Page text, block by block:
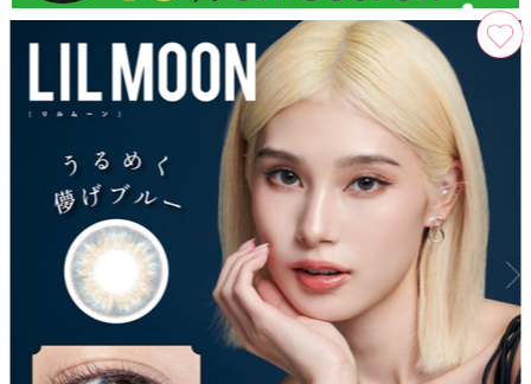
i
o
n